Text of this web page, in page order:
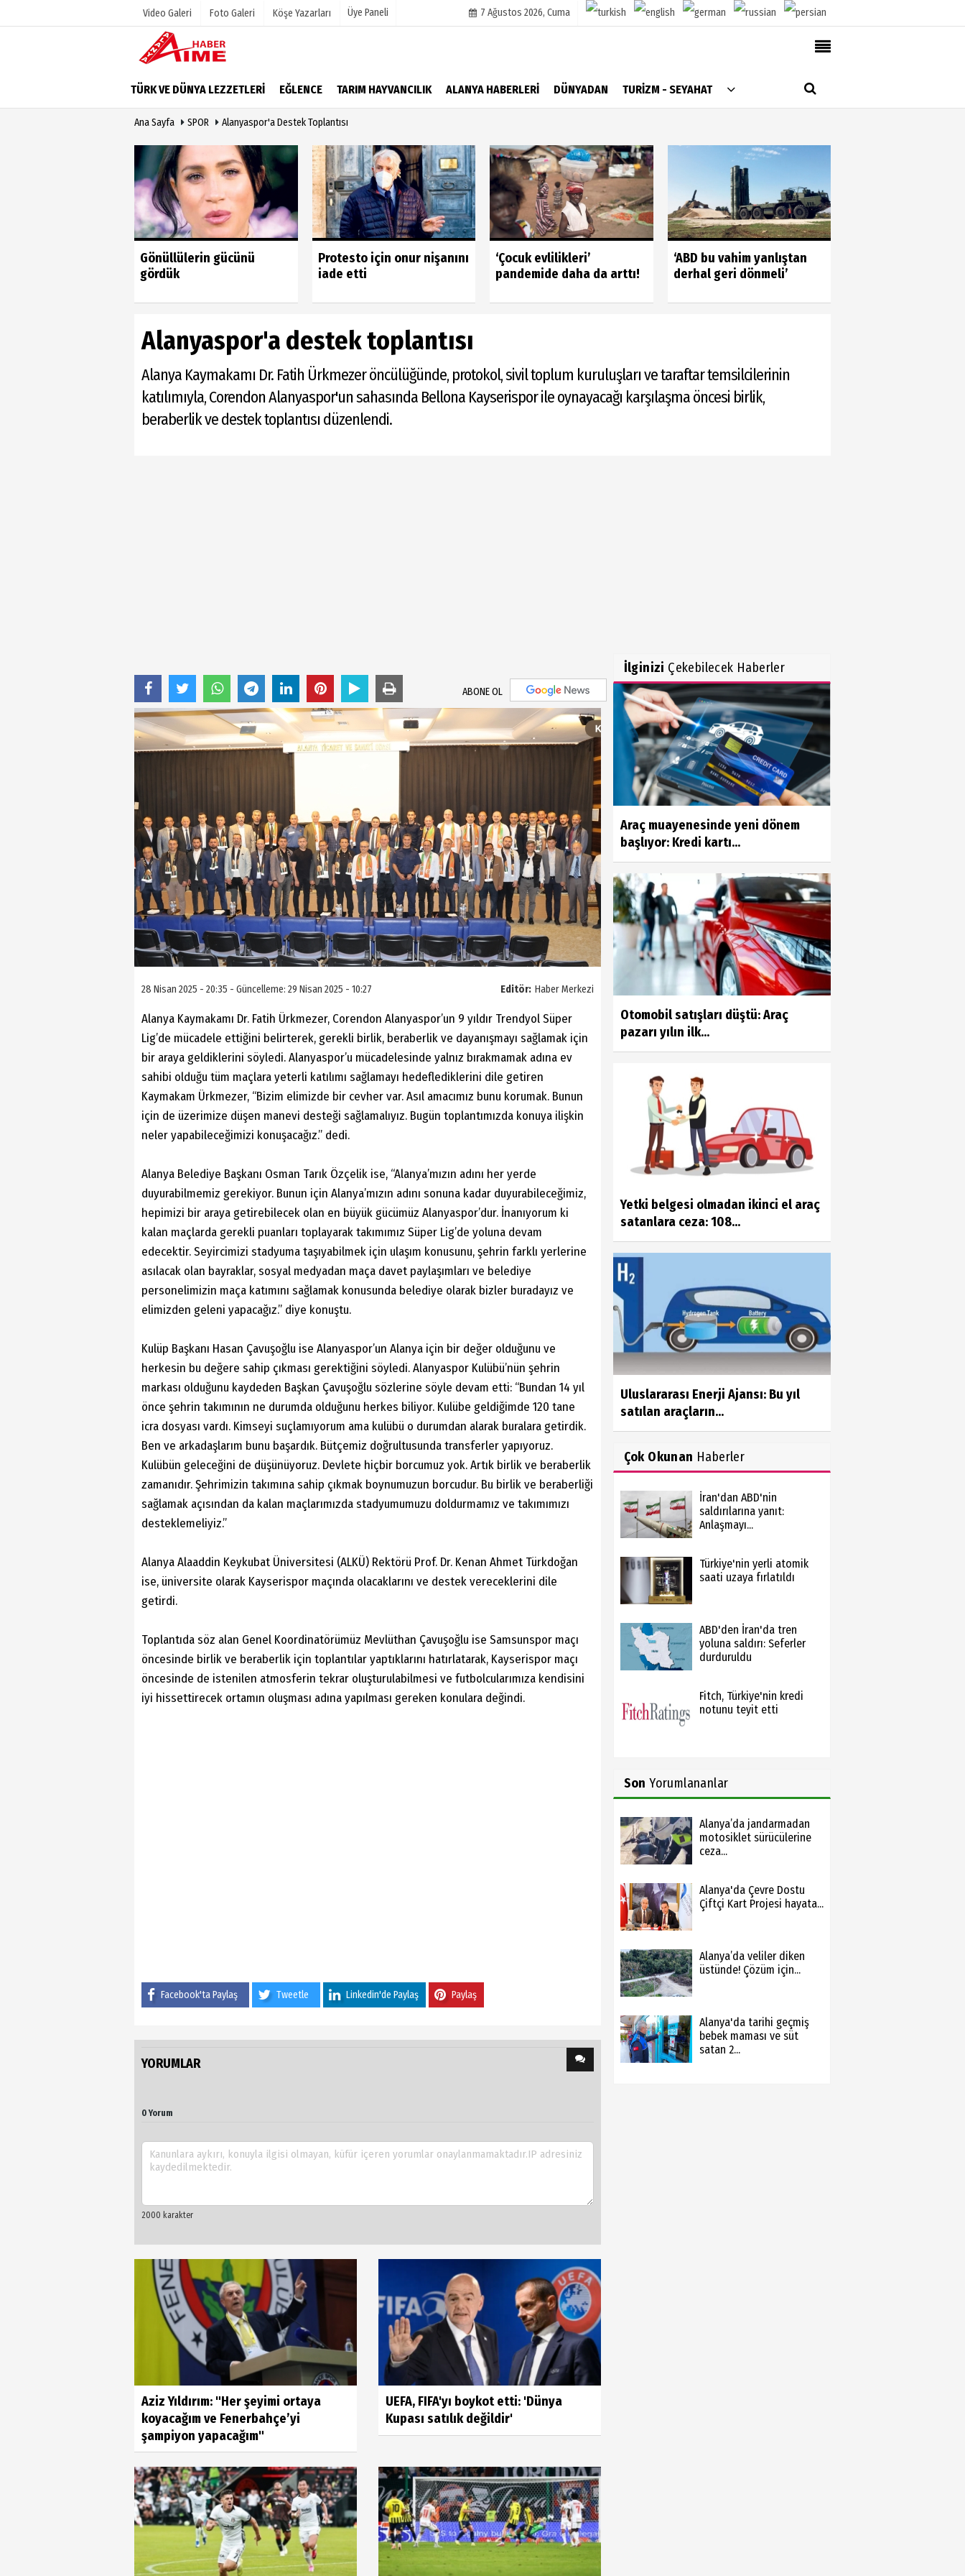
Video Galeri Foto Galeri Köşe Yazarları Üye Paneli 7 Ağustos 2026, Cuma
TÜRK VE DÜNYA LEZZETLERİ EĞLENCE TARIM HAYVANCILIK ALANYA HABERLERİ DÜNYADAN TURİZM - SEYAHAT
Haber Arşivi
Hava Durumu
Gazete Manşetleri
Anketler
Biyografiler
Köşe Yazarları
Video Galeri
AlanyaTime TV
Moovit
Künye
Ana Sayfa SPOR Alanyaspor'a Destek Toplantısı
Gönüllülerin gücünü
gördük
Protesto için onur nişanını
iade etti
‘Çocuk evlilikleri’
pandemide daha da arttı!
‘ABD bu vahim yanlıştan
derhal geri dönmeli’
Alanyaspor'a destek toplantısı
Alanya Kaymakamı Dr. Fatih Ürkmezer öncülüğünde, protokol, sivil toplum kuruluşları ve taraftar temsilcilerinin
katılımıyla, Corendon Alanyaspor'un sahasında Bellona Kayserispor ile oynayacağı karşılaşma öncesi birlik,
beraberlik ve destek toplantısı düzenlendi.
ABONE OL
Editör: Haber Merkezi
28 Nisan 2025 - 20:35 - Güncelleme: 29 Nisan 2025 - 10:27
Alanya Kaymakamı Dr. Fatih Ürkmezer, Corendon Alanyaspor’un 9 yıldır Trendyol Süper
Lig’de mücadele ettiğini belirterek, gerekli birlik, beraberlik ve dayanışmayı sağlamak için
bir araya geldiklerini söyledi. Alanyaspor’u mücadelesinde yalnız bırakmamak adına ev
sahibi olduğu tüm maçlara yeterli katılımı sağlamayı hedeflediklerini dile getiren
Kaymakam Ürkmezer, “Bizim elimizde bir cevher var. Asıl amacımız bunu korumak. Bunun
için de üzerimize düşen manevi desteği sağlamalıyız. Bugün toplantımızda konuya ilişkin
neler yapabileceğimizi konuşacağız.” dedi.
Alanya Belediye Başkanı Osman Tarık Özçelik ise, “Alanya’mızın adını her yerde
duyurabilmemiz gerekiyor. Bunun için Alanya’mızın adını sonuna kadar duyurabileceğimiz,
hepimizi bir araya getirebilecek olan en büyük gücümüz Alanyaspor’dur. İnanıyorum ki
kalan maçlarda gerekli puanları toplayarak takımımız Süper Lig’de yoluna devam
edecektir. Seyircimizi stadyuma taşıyabilmek için ulaşım konusunu, şehrin farklı yerlerine
asılacak olan bayraklar, sosyal medyadan maça davet paylaşımları ve belediye
personelimizin maça katımını sağlamak konusunda belediye olarak bizler buradayız ve
elimizden geleni yapacağız.” diye konuştu.
Kulüp Başkanı Hasan Çavuşoğlu ise Alanyaspor’un Alanya için bir değer olduğunu ve
herkesin bu değere sahip çıkması gerektiğini söyledi. Alanyaspor Kulübü’nün şehrin
markası olduğunu kaydeden Başkan Çavuşoğlu sözlerine söyle devam etti: “Bundan 14 yıl
önce şehrin takımının ne durumda olduğunu herkes biliyor. Kulübe geldiğimde 120 tane
icra dosyası vardı. Kimseyi suçlamıyorum ama kulübü o durumdan alarak buralara getirdik.
Ben ve arkadaşlarım bunu başardık. Bütçemiz doğrultusunda transferler yapıyoruz.
Kulübün geleceğini de düşünüyoruz. Devlete hiçbir borcumuz yok. Artık birlik ve beraberlik
zamanıdır. Şehrimizin takımına sahip çıkmak boynumuzun borcudur. Bu birlik ve beraberliği
sağlamak açısından da kalan maçlarımızda stadyumumuzu doldurmamız ve takımımızı
desteklemeliyiz.”
Alanya Alaaddin Keykubat Üniversitesi (ALKÜ) Rektörü Prof. Dr. Kenan Ahmet Türkdoğan
ise, üniversite olarak Kayserispor maçında olacaklarını ve destek vereceklerini dile
getirdi.
Toplantıda söz alan Genel Koordinatörümüz Mevlüthan Çavuşoğlu ise Samsunspor maçı
öncesinde birlik ve beraberlik için toplantılar yaptıklarını hatırlatarak, Kayserispor maçı
öncesinde de istenilen atmosferin tekrar oluşturulabilmesi ve futbolcularımıza kendisini
iyi hissettirecek ortamın oluşması adına yapılması gereken konulara değindi.
Facebook'ta Paylaş Tweetle Linkedin'de Paylaş Paylaş
YORUMLAR
0 Yorum
Aziz Yıldırım: "Her şeyimi ortaya
koyacağım ve Fenerbahçe’yi
şampiyon yapacağım"
UEFA, FIFA'yı boykot etti: 'Dünya
Kupası satılık değildir'
İlginizi Çekebilecek Haberler
Araç muayenesinde yeni dönem
başlıyor: Kredi kartı...
Otomobil satışları düştü: Araç
pazarı yılın ilk...
Yetki belgesi olmadan ikinci el araç
satanlara ceza: 108...
Uluslararası Enerji Ajansı: Bu yıl
satılan araçların...
Çok Okunan Haberler
İran'dan ABD'nin
saldırılarına yanıt:
Anlaşmayı...
Türkiye'nin yerli atomik
saati uzaya fırlatıldı
ABD'den İran'da tren
yoluna saldırı: Seferler
durduruldu
Fitch, Türkiye'nin kredi
notunu teyit etti
Son Yorumlananlar
Alanya’da jandarmadan
motosiklet sürücülerine
ceza...
Alanya'da Çevre Dostu
Çiftçi Kart Projesi hayata...
Alanya’da veliler diken
üstünde! Çözüm için...
Alanya'da tarihi geçmiş
bebek maması ve süt
satan 2...